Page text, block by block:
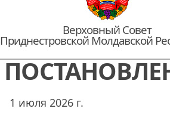
Верховный Совет
Приднестровской Молдавской
1 июля 2026 г.